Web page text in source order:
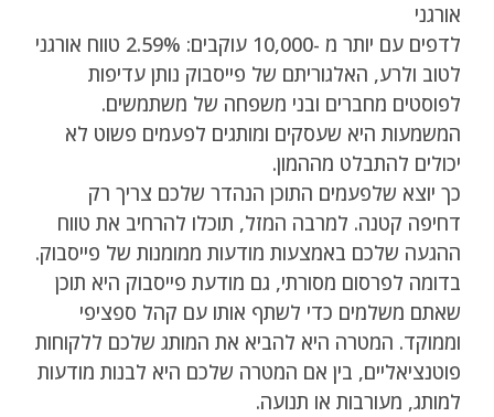
אורגני
לדפים עם יותר מ -10,000 עוקבים: 2.59% טווח אורגני
לטוב ולרע, האלגוריתם של פייסבוק נותן עדיפות
לפוסטים מחברים ובני משפחה של משתמשים.
המשמעות היא שעסקים ומותגים לפעמים פשוט לא
יכולים להתבלט מההמון.
כך יוצא שלפעמים התוכן הנהדר שלכם צריך רק
דחיפה קטנה. למרבה המזל, תוכלו להרחיב את טווח
ההגעה שלכם באמצעות מודעות ממומנות של פייסבוק.
בדומה לפרסום מסורתי, גם מודעת פייסבוק היא תוכן
שאתם משלמים כדי לשתף אותו עם קהל ספציפי
וממוקד. המטרה היא להביא את המותג שלכם ללקוחות
פוטנציאליים, בין אם המטרה שלכם היא לבנות מודעות
למותג, מעורבות או תנועה.